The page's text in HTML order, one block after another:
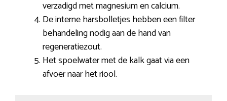
verzadigd met magnesium en calcium.
De interne harsbolletjes hebben een filter
behandeling nodig aan de hand van
regeneratiezout.
Het spoelwater met de kalk gaat via een
afvoer naar het riool.